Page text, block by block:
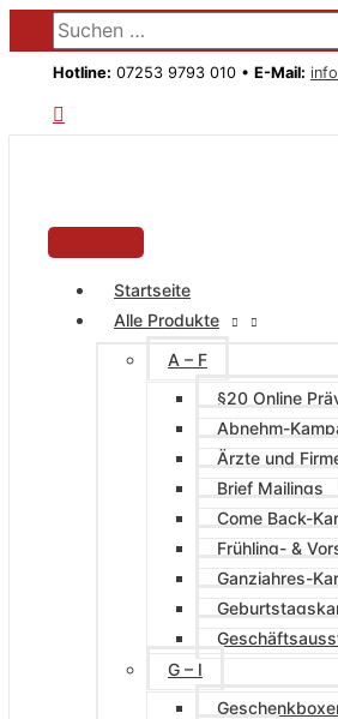
Zum
Inhalt
springen
Suchen …
Hotline: 07253 9793 010 • E-Mail:
HAUPTMENÜ
Startseite
Alle Produkte
A – F
§20 Online
Abnehm-
Ärzte und
Brief Mailings
Come Back-
Frühling- &
Ganzjahres-
G – I